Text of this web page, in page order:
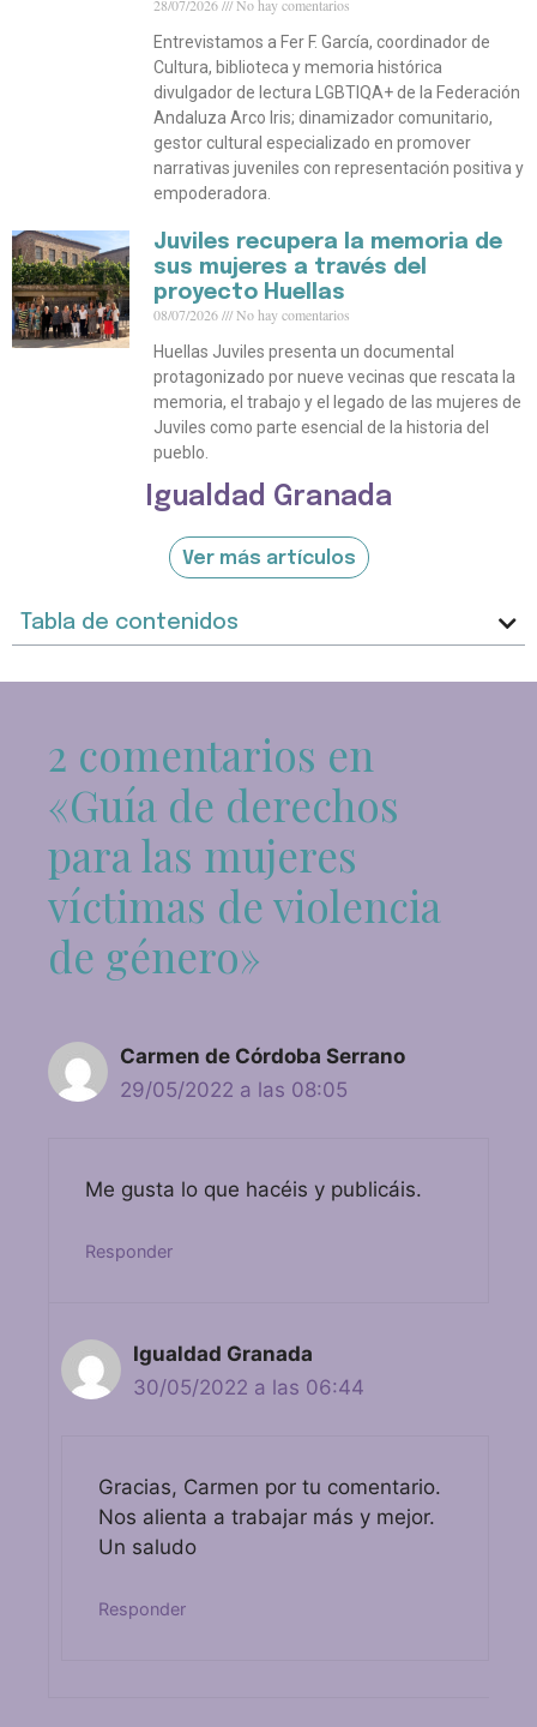
Igualdad Granada
Ver más artículos
Tabla de contenidos
28/07/2026
No hay comentarios
Entrevistamos a Fer F. García, coordinador de
Cultura, biblioteca y memoria histórica
divulgador de lectura LGBTIQA+ de la Federación
Andaluza Arco Iris; dinamizador comunitario,
gestor cultural especializado en promover
narrativas juveniles con representación positiva y
empoderadora.
Juviles recupera la memoria de
sus mujeres a través del
proyecto Huellas
08/07/2026
No hay comentarios
Huellas Juviles presenta un documental
protagonizado por nueve vecinas que rescata la
memoria, el trabajo y el legado de las mujeres de
Juviles como parte esencial de la historia del
pueblo.
2 comentarios en
«Guía de derechos
para las mujeres
víctimas de violencia
de género»
Carmen de Córdoba Serrano
29/05/2022 a las 08:05
Me gusta lo que hacéis y publicáis.
Responder
Igualdad Granada
30/05/2022 a las 06:44
Gracias, Carmen por tu comentario.
Nos alienta a trabajar más y mejor.
Un saludo
Responder